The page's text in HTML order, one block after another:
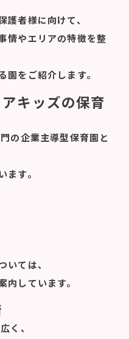
者様に向けて、
情やエリアの特徴を整
園をご紹介します。
キッズの保育
の企業主導型保育園と
す。
いては、
しています。
く、